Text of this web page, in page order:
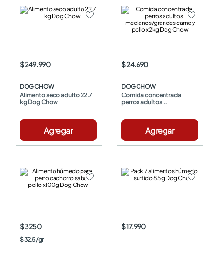
$ 249.990
DOG CHOW
Alimento seco adulto 22.7
kg Dog Chow
Agregar
$ 24.690
DOG CHOW
Comida concentrada
perros adultos
Agregar
$ 3250
$32,5/gr
$ 17.990